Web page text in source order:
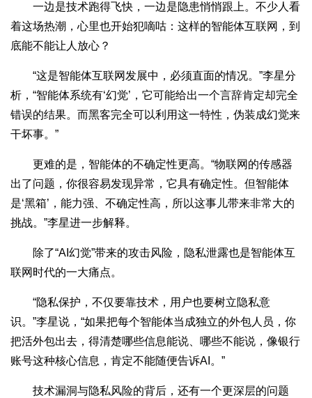
一边是技术跑得飞快，一边是隐患悄悄跟上。不少人看
着这场热潮，心里也开始犯嘀咕：这样的智能体互联网，到
底能不能让人放心？
“这是智能体互联网发展中，必须直面的情况。”李星分
析，“智能体系统有‘幻觉’，它可能给出一个言辞肯定却完全
错误的结果。而黑客完全可以利用这一特性，伪装成幻觉来
干坏事。”
更难的是，智能体的不确定性更高。“物联网的传感器
出了问题，你很容易发现异常，它具有确定性。但智能体
是‘黑箱’，能力强、不确定性高，所以这事儿带来非常大的
挑战。”李星进一步解释。
除了“AI幻觉”带来的攻击风险，隐私泄露也是智能体互
联网时代的一大痛点。
“隐私保护，不仅要靠技术，用户也要树立隐私意
识。”李星说，“如果把每个智能体当成独立的外包人员，你
把活外包出去，得清楚哪些信息能说、哪些不能说，像银行
账号这种核心信息，肯定不能随便告诉AI。”
技术漏洞与隐私风险的背后，还有一个更深层的问题